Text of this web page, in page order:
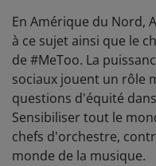
En Amérique du Nord,
à ce sujet ainsi que le
de #MeToo. La
sociaux jouent un rôle
questions d'équité
Sensibiliser tout le
chefs d'orchestre,
monde de la musique.